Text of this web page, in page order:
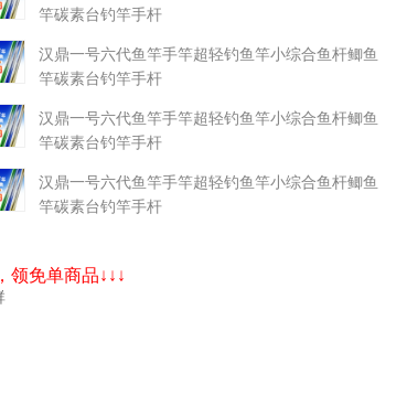
竿碳素台钓竿手杆
汉鼎一号六代鱼竿手竿超轻钓鱼竿小综合鱼杆鲫鱼
竿碳素台钓竿手杆
汉鼎一号六代鱼竿手竿超轻钓鱼竿小综合鱼杆鲫鱼
竿碳素台钓竿手杆
汉鼎一号六代鱼竿手竿超轻钓鱼竿小综合鱼杆鲫鱼
竿碳素台钓竿手杆
领免单商品↓↓↓